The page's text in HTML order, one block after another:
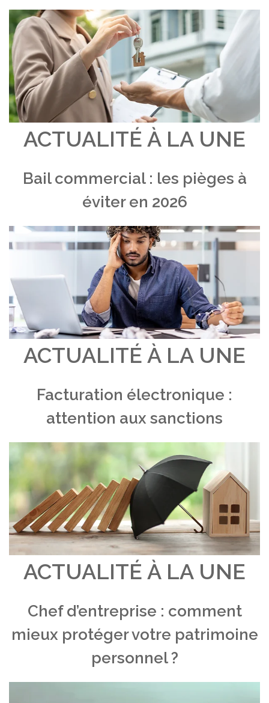
ACTUALITÉ À LA UNE
Bail commercial : les pièges à
éviter en 2026
ACTUALITÉ À LA UNE
Facturation électronique :
attention aux sanctions
ACTUALITÉ À LA UNE
Chef d’entreprise : comment
mieux protéger votre patrimoine
personnel ?